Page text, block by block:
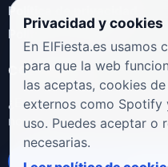
Política de privacidad
Política de cookies
COLABORA
¿Eres artista, manager,
novedades, galas,
Privacidad y cookies
En ElFiesta.es usamos
para que la web
las aceptas, cookies
externos como Spotify
uso. Puedes aceptar o
necesarias.